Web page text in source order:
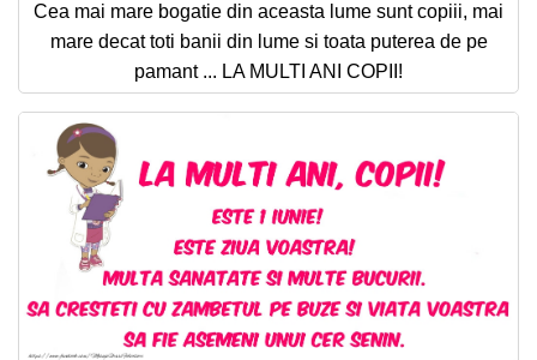
Cea mai mare bogatie din aceasta lume sunt copiii, mai
mare decat toti banii din lume si toata puterea de pe
pamant ... LA MULTI ANI COPII!